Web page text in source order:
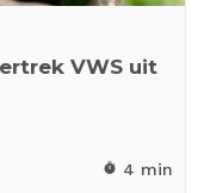
VWS uit
timer 4 min